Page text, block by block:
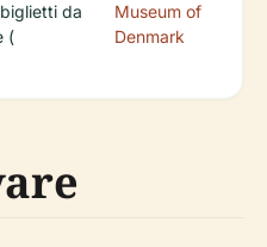
da
(
Museum of
Denmark